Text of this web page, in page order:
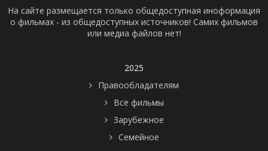
На сайте размещается только общедоступная иноформация
о фильмах - из общедоступных источников! Самих фильмов
или медиа файлов нет!
2025
Правообладателям
Все фильмы
Зарубежное
Семейное